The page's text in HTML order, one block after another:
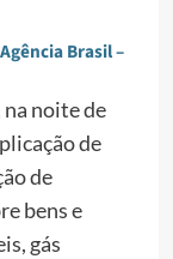
Brasil –
noite de
de
de
bens e
gás